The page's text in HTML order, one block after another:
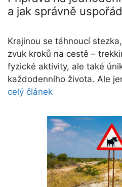
a jak správně
Krajinou se táhnoucí
zvuk kroků na cestě –
fyzické aktivity, ale také
každodenního života. Ale
celý článek